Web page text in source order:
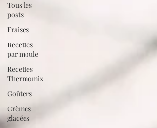
Tous les
posts
Fraises
Recettes
par moule
Recettes
Thermomix
Goûters
Crèmes
glacées